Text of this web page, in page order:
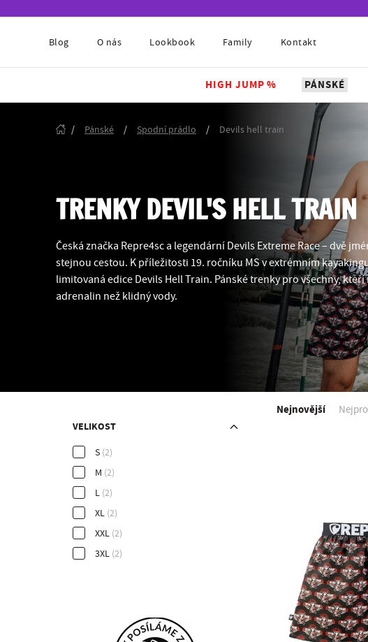
Blog O nás Lookbook Family Kontakt
HIGH JUMP % PÁNSKÉ
/ Pánské / Spodní prádlo / Devils hell train
TRENKY DEVIL'S HELL TRAIN
Česká značka Repre4sc a legendární Devils Extreme Race – dvě
stejnou cestou. K příležitosti 19. ročníku MS v extrémním
limitovaná edice Devils Hell Train. Pánské trenky pro všechny,
adrenalin než klidný vody.
Nejnovější
VELIKOST
S (2)
M (2)
L (2)
XL (2)
XXL (2)
3XL (2)